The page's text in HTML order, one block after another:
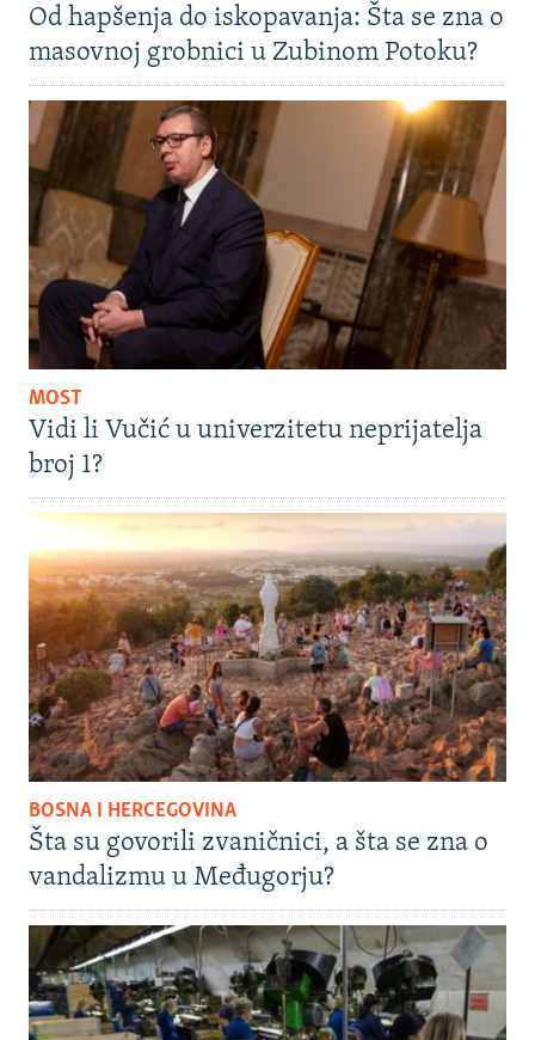
Od hapšenja do iskopavanja: Šta se zna o
masovnoj grobnici u Zubinom Potoku?
MOST
Vidi li Vučić u univerzitetu neprijatelja
broj 1?
BOSNA I HERCEGOVINA
Šta su govorili zvaničnici, a šta se zna o
vandalizmu u Međugorju?